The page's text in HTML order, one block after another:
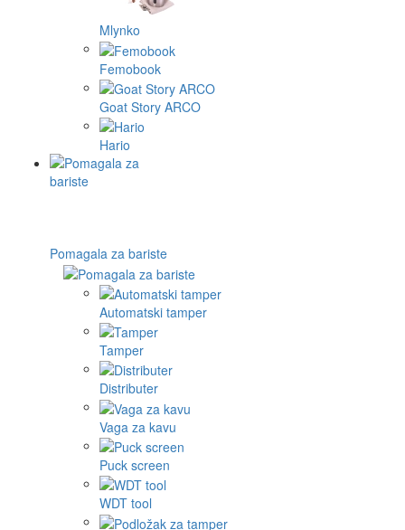
Mlynko
Femobook
Goat Story ARCO
Hario
Pomagala za bariste
Automatski tamper
Tamper
Distributer
Vaga za kavu
Puck screen
WDT tool